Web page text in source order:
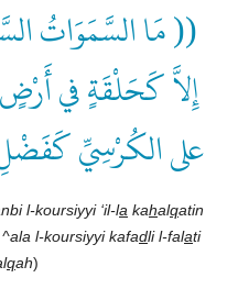
(( مَا السَّمَوَاتُ
إِلاَّ كَحَلْقَةٍ في
على الكُرْسِيِّ كَفَضْلِ
l-koursiyyi ‘il-la kahalqatin
l-koursiyyi kafadli l-falati
qah)